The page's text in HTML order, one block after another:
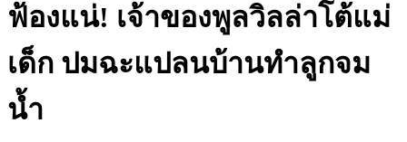
ฟ้องแน่! เจ้าของพูลวิลล่าโต้แม่
เด็ก ปมฉะแปลนบ้านทำลูกจม
น้ำ